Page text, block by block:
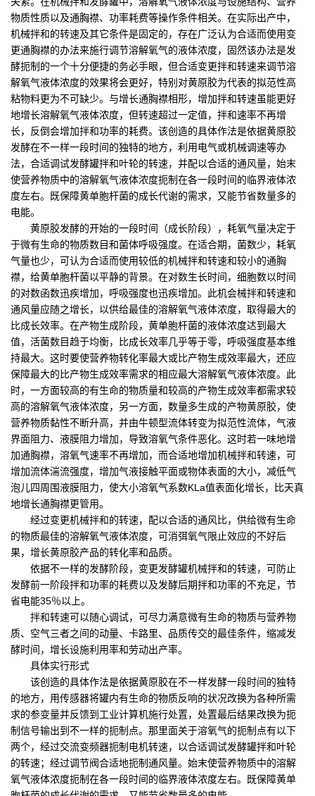
物质性质以及通胸襟、功率耗费等操作条件相关。在实际出产中，
机械拌和的转速及其它条件是固定的，存在广泛认为合适而使用变
更通胸襟的办法来施行调节溶解氧气的液体浓度，固然该办法是发
酵扼制的一个十分便捷的务必手眼，但合适变更拌和转速来调节溶
解氧气液体浓度的效果将会更好，特别对黄原胶为代表的拟范性高
粘物料更为不可缺少。与增长通胸襟相形，增加拌和转速虽能更好
地增长溶解氧气液体浓度，但转速超过一定值，拌和速率不再增
长，反倒会增加拌和功率的耗费。该创造的具体作法是依据黄原胶
发酵在不一样一段时间的独特的地方，利用电气或机械调速等办
法，合适调试发酵罐拌和叶轮的转速，并配以合适的通风量，始末
使营养物质中的溶解氧气液体浓度扼制在各一段时间的临界液体浓
度左右。既保障黄单胞杆菌的成长代谢的需求，又能节省数量多的
电能。
黄原胶发酵的开始的一段时间（成长阶段），耗氧气量决定于
于微有生命的物质数目和菌体呼吸强度。在适合期，菌数少，耗氧
气量也少，可认为合适而使用较低的机械拌和转速和较小的通胸
襟，给黄单胞杆菌以平静的背景。在对数生长时间，细胞数以时间
的对数函数迅疾增加，呼吸强度也迅疾增加。此机会械拌和转速和
通风量应随之增长，以供给最佳的溶解氧气液体浓度，取得最大的
比成长效率。在产物生成阶段，黄单胞杆菌的液体浓度达到最大
值，活菌数目趋于均衡，比成长效率几乎等于零，呼吸强度基本维
持最大。这时要使营养物转化率最大或比产物生成效率最大，还应
保障最大的比产物生成效率需求的相应最大溶解氧气液体浓度。此
时，一方面较高的有生命的物质量和较高的产物生成效率都需求较
高的溶解氧气液体浓度，另一方面，数量多生成的产物黄原胶，使
营养物质黏性不断升高，并由牛顿型流体转变为拟范性流体，气液
界面阻力、液膜阻力增加，导致溶氧气条件恶化。这时若一味地增
加通胸襟，溶氧气速率不再增加，而合适地增加机械拌和转速，可
增加流体湍流强度，增加气液接触平面或物体表面的大小，减低气
泡儿四周围液膜阻力，使大小溶氧气系数KLa值表面化增长，比天真
地增长通胸襟更管用。
经过变更机械拌和的转速，配以合适的通风比，供给微有生命
的物质最佳的溶解氧气液体浓度，可消弭氧气限止效应的不好后
果，增长黄原胶产品的转化率和品质。
依据不一样的发酵阶段，变更发酵罐机械拌和的转速，可防止
发酵前一阶段拌和功率的耗费以及发酵后期拌和功率的不充足，节
省电能35％以上。
拌和转速可以随心调试，可尽力满意微有生命的物质与营养物
质、空气三者之间的动量、卡路里、品质传交的最佳条件，缩减发
酵时间，增长设施利用率和劳动出产率。
具体实行形式
该创造的具体作法是依据黄原胶在不一样发酵一段时间的独特
的地方，用传感器将罐内有生命的物质反响的状况改换为各种所需
求的参变量并反馈到工业计算机施行处置，处置最后结果改换为扼
制信号输出到不一样的扼制点。那里面关于溶氧气的扼制点有以下
两个，经过交流变频器扼制电机转速，以合适调试发酵罐拌和叶轮
的转速；经过调节阀合适地扼制通风量。始末使营养物质中的溶解
氧气液体浓度扼制在各一段时间的临界液体浓度左右。既保障黄单